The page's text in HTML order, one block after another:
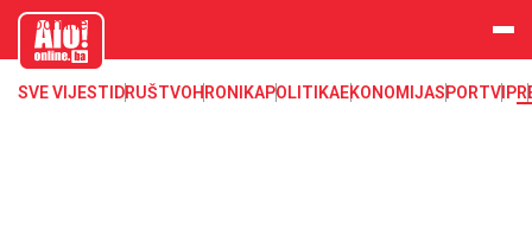
aloonline.b
SVE VIJESTI DRUŠTVOHRONIKAPOLITIKAEKONOMIJASPORTVIP